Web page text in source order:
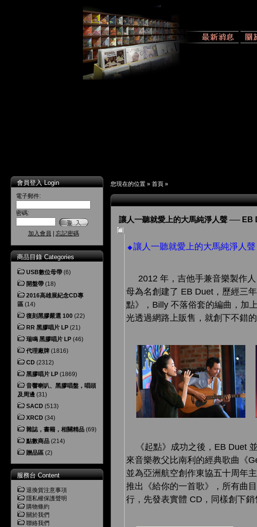
會員登入 Login
電子郵件:
密碼:
加入會員 忘記密碼
商品目錄 Categories
USB數位母帶 (6)
開盤帶 (18)
2016高雄展紀念CD專
區 (14)
復刻黑膠嚴選 100 (22)
RR 黑膠唱片 LP (21)
瑞鳴 黑膠唱片 LP (46)
代理廠牌 (1816)
CD (2312)
黑膠唱片 LP (1869)
音響喇叭、黑膠唱盤，唱頭
及周邊 (31)
SACD (513)
XRCD (34)
雜誌，書籍，相關精品 (69)
點數商品 (214)
贈品區 (2)
服務台 Content
退換貨注意事項
隱私權保護聲明
購物條約
關於我們
聯絡我們
您現在的位置 » 首頁 »
讓人一聽就愛上的大馬純淨人聲 ── EB
◈讓人一聽就愛上的大馬純淨人
2012 年，吉他手兼音樂製作人
母為名創建了 EB Duet，歷經三
點》，Billy 不落俗套的編曲，加
光透過網路上販售，就創下不錯的
《起點》成功之後，EB Duet
來音樂教父比南利的經典歌曲《
並為亞洲航空創作東協五十周年
推出《給你的一首歌》，所有曲
行，先發表實體 CD，同樣創下銷